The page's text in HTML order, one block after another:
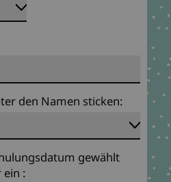
den Namen sticken:
gewählt
: